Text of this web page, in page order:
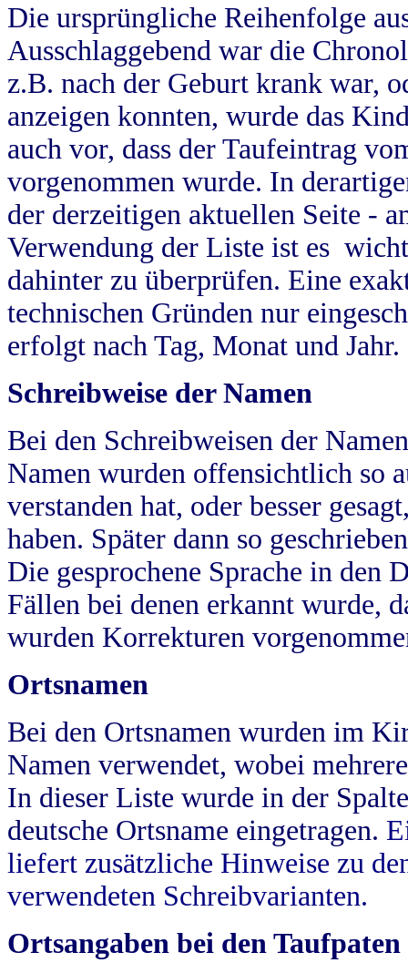
Die ursprüngliche Reihenfolge
Ausschlaggebend war die
z.B. nach der Geburt krank war,
anzeigen konnten, wurde das
auch vor, dass der Taufeintrag
vorgenommen wurde. In
der derzeitigen aktuellen Seite -
Verwendung der Liste ist es
dahinter zu überprüfen. Eine
technischen Gründen nur
erfolgt nach Tag, Monat und Jahr.
Schreibweise der Namen
Bei den Schreibweisen der
Namen wurden offensichtlich so
verstanden hat, oder besser
haben. Später dann so
Die gesprochene Sprache in
Fällen bei denen erkannt wurde,
wurden Korrekturen
Ortsnamen
Bei den Ortsnamen wurden im
Namen verwendet, wobei
In dieser Liste wurde in der
deutsche Ortsname eingetragen.
liefert zusätzliche Hinweise zu
verwendeten Schreibvarianten.
Ortsangaben bei den Taufpaten